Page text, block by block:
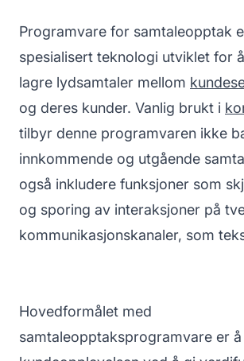
Programvare for samtaleopptak
spesialisert teknologi utviklet for
lagre lydsamtaler mellom
og deres kunder. Vanlig brukt i
tilbyr denne programvaren ikke
innkommende og utgående
også inkludere funksjoner som
og sporing av interaksjoner på
kommunikasjonskanaler, som
Hovedformålet med
samtaleopptaksprogramvare er